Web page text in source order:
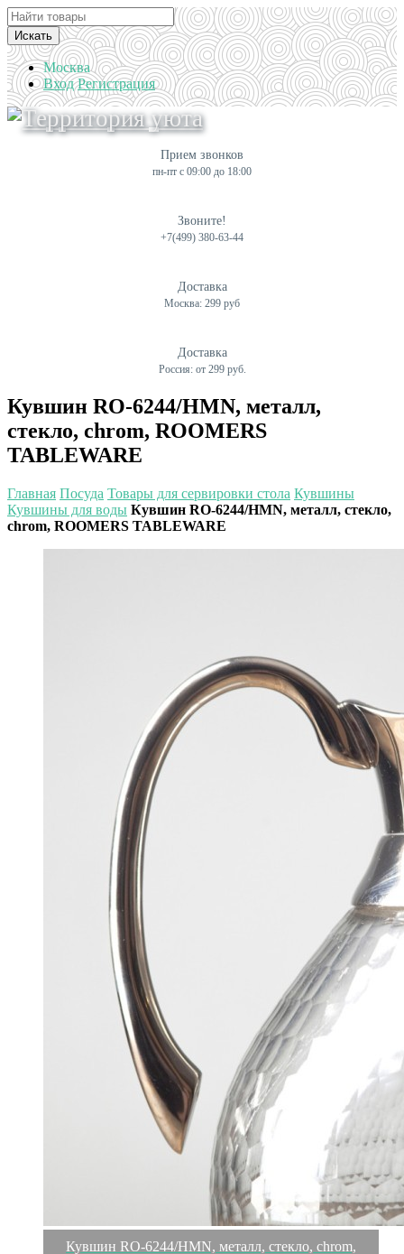
Искать
Москва
Вход Регистрация
пн-пт с 09:00 до 18:00
Россия: от 299 руб.
Кувшин RO-6244/HMN, металл,
стекло, chrom, ROOMERS
TABLEWARE
Главная Посуда Товары для сервировки стола Кувшины
Кувшины для воды Кувшин RO-6244/HMN, металл, стекло,
chrom, ROOMERS TABLEWARE
Кувшин RO-6244/HMN, металл, стекло, chrom,